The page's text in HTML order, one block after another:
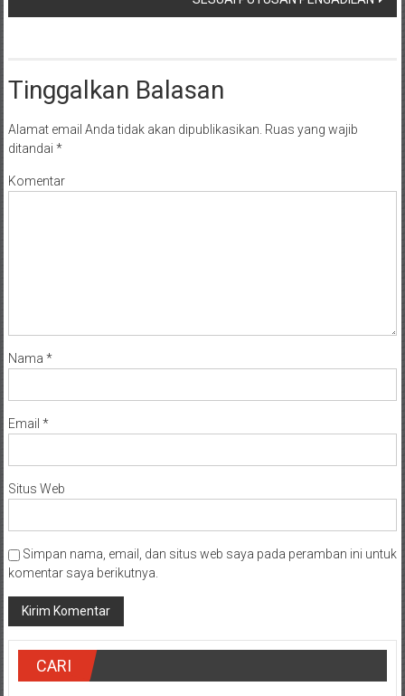
Tinggalkan Balasan
Alamat email Anda tidak akan dipublikasikan. Ruas yang wajib
ditandai *
Komentar
Nama *
Email *
Situs Web
Simpan nama, email, dan situs web saya pada peramban ini untuk
komentar saya berikutnya.
CARI